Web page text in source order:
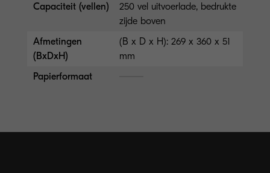
Capaciteit (vellen)
250 vel uitvoerlade, bedrukte
zijde boven
Afmetingen
(BxDxH)
(B x D x H): 269 x 360 x 51
mm
Papierformaat